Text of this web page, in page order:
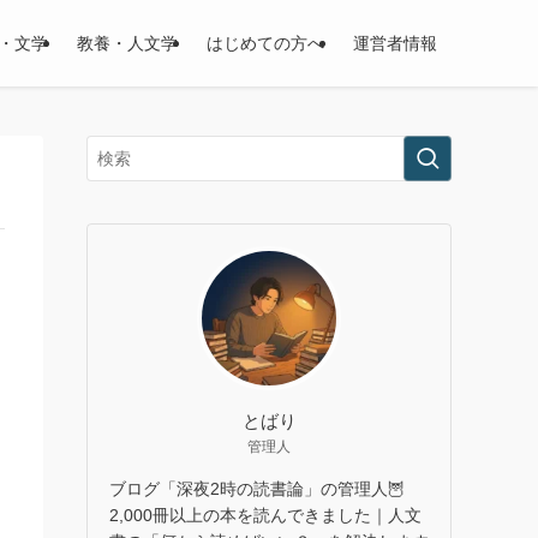
文学 教養・人文学 はじめての方へ 運営者情報
とばり
管理人
ブログ「深夜2時の読書論」の管理人🦉
2,000冊以上の本を読んできました｜人文